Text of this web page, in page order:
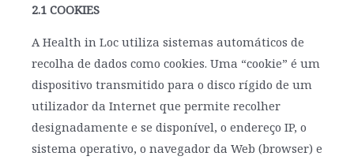
2.1 COOKIES
A Health in Loc utiliza sistemas automáticos de
recolha de dados como cookies. Uma “cookie” é um
dispositivo transmitido para o disco rígido de um
utilizador da Internet que permite recolher
designadamente e se disponível, o endereço IP, o
sistema operativo, o navegador da Web (browser) e